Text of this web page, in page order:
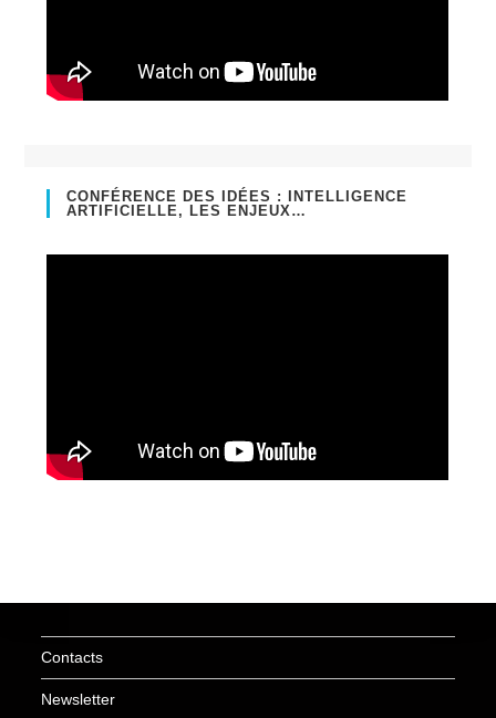
CONFÉRENCE DES IDÉES : INTELLIGENCE
ARTIFICIELLE, LES ENJEUX…
Contacts
Newsletter